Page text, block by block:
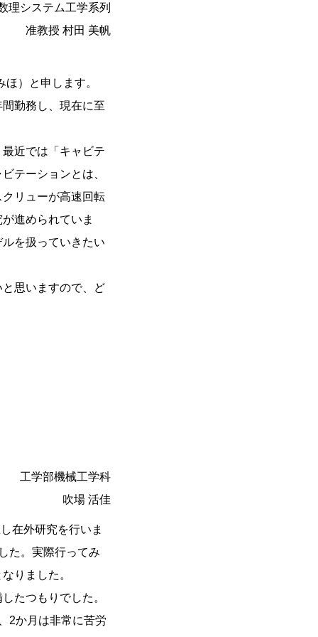
理システム工学系列
准教授 村田 美帆
）と申します。
勤務し、現在に至
近では「キャビテ
テーションとは、
リューが高速回転
進められていま
を扱っていきたい
思いますので、ど
工学部機械工学科
吹場 活佳
在外研究を行いま
た。実際行ってみ
りました。
たつもりでした。
2か月は非常に苦労